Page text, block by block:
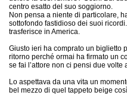
centro esatto del
Non pensa a niente di particolare,
sottofondo fastidioso dei suoi
trasferisce in America.
Giusto ieri ha comprato un biglietto
ritorno perché ormai ha firmato un
se fai l’attore non ci pensi
Lo aspettava da una vita un
bel mezzo di quel tappeto beige